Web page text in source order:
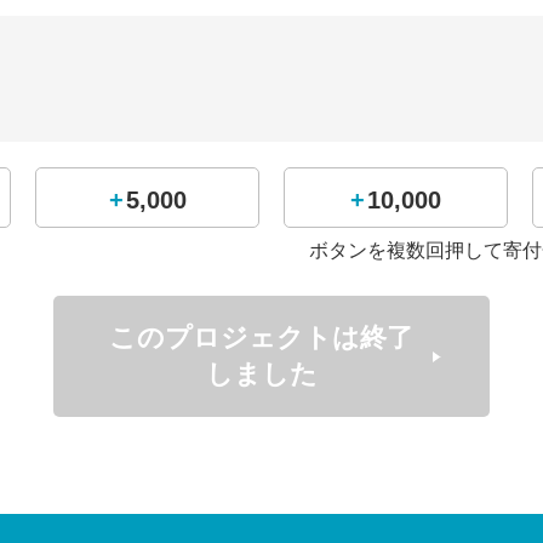
+5,000 +10,000
ボタンを複数回押して寄
このプロジェクトは終了
しました